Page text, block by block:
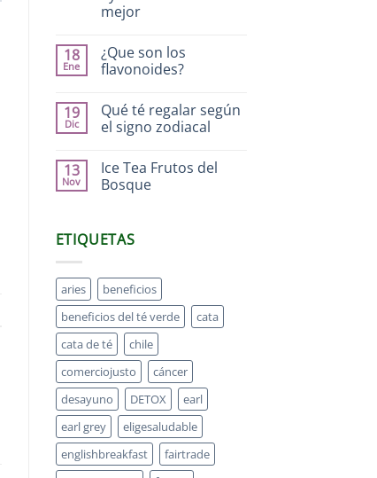
mejor
18
Ene
¿Que son los
flavonoides?
19
Dic
Qué té regalar según
el signo zodiacal
13
Nov
Ice Tea Frutos del
Bosque
ETIQUETAS
aries
beneficios
beneficios del té verde
cata
cata de té
chile
comerciojusto
cáncer
desayuno
DETOX
earl
earl grey
eligesaludable
englishbreakfast
fairtrade